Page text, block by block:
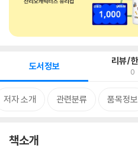
도서정보 리뷰/
0
저자 소개 관련분류 품목정보
책소개